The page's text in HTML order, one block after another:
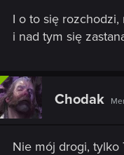
I o to się rozchodzi,
i nad tym się
Chodak
Nie mój drogi, tylko